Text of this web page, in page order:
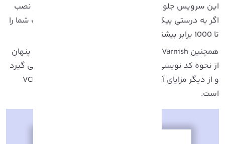
سرویس جلوی وب سایت شما قرار می گیرد و پس از نصب
به درستی پیکربندی شود، می تواند سرعت وب سایت شما را
همچنین Varnish برای قابلیت عملکرد کنترل رفتار حافظه پنهان
نحوه کد نویسی و ساختار بندی وب سایت شما کمک می گیرد
و از دیگر مزایای آن انعطاف پذیر بودن در زمان کانفیگ VCL